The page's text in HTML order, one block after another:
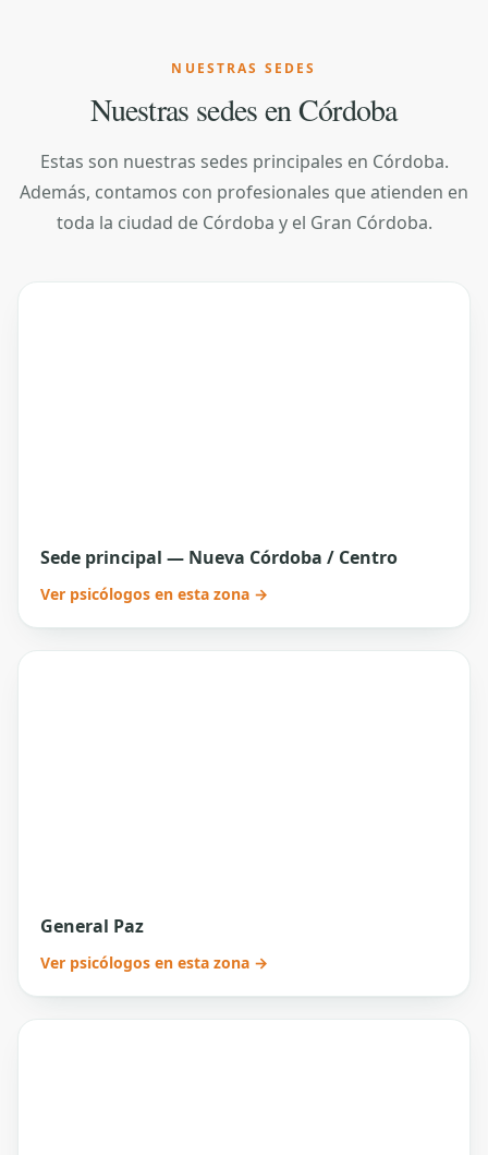
NUESTRAS SEDES
Nuestras sedes en Córdoba
Estas son nuestras sedes principales en Córdoba.
Además, contamos con profesionales que atienden en
toda la ciudad de Córdoba y el Gran Córdoba.
Sede principal — Nueva Córdoba / Centro
Ver psicólogos en esta zona →
General Paz
Ver psicólogos en esta zona →